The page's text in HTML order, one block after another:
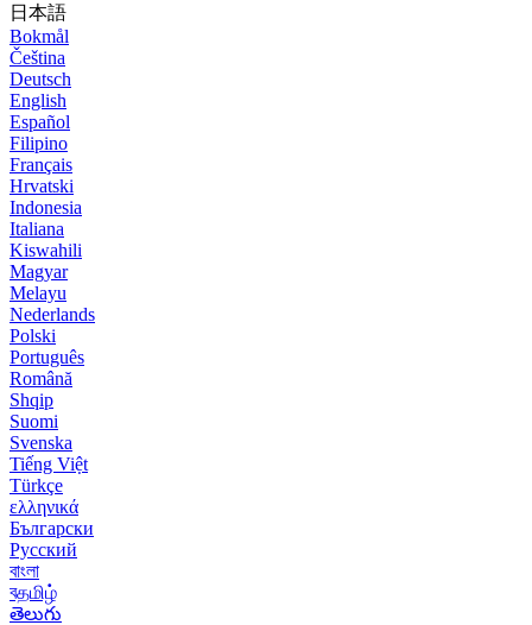
日本語
Bokmål
Čeština
Deutsch
English
Español
Filipino
Français
Hrvatski
Indonesia
Italiana
Kiswahili
Magyar
Melayu
Nederlands
Polski
Português
Română
Shqip
Suomi
Svenska
Tiếng Việt
Türkçe
ελληνικά
Български
Русский
বাংলা
বதமிழ்
తెలుగు